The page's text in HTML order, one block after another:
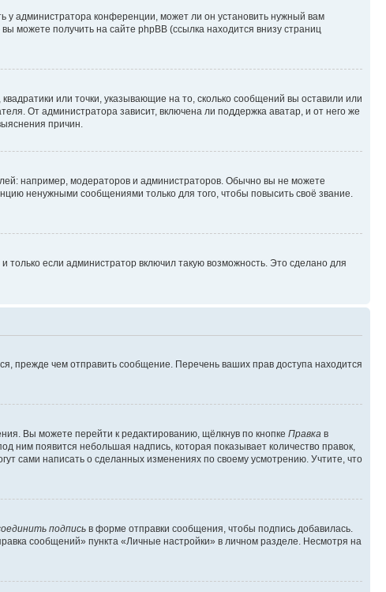
у администратора конференции, может ли он установить нужный вам
можете получить на сайте phpBB (ссылка находится внизу страниц
или точки, указывающие на то, сколько сообщений вы оставили или
От администратора зависит, включена ли поддержка аватар, и от него же
причин.
например, модераторов и администраторов. Обычно вы не можете
ненужными сообщениями только для того, чтобы повысить своё звание.
если администратор включил такую возможность. Это сделано для
прежде чем отправить сообщение. Перечень ваших прав доступа находится
Вы можете перейти к редактированию, щёлкнув по кнопке Правка в
ним появится небольшая надпись, которая показывает количество правок,
сами написать о сделанных изменениях по своему усмотрению. Учтите, что
подпись в форме отправки сообщения, чтобы подпись добавилась.
сообщений» пункта «Личные настройки» в личном разделе. Несмотря на